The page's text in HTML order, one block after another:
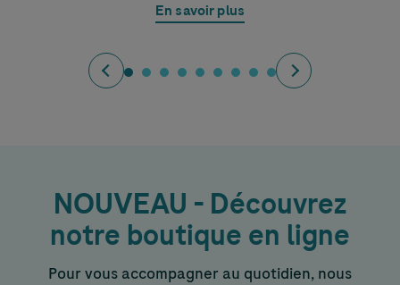
En savoir plus
NOUVEAU - Découvrez
notre boutique en ligne
Pour vous accompagner au quotidien, nous